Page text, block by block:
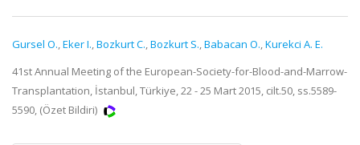
Gursel O.,Eker I.,Bozkurt C.,Bozkurt S.,Babacan O.,Kurekci A. E.
41st Annual Meeting of the European-Society-for-Blood-and-Marrow-
Transplantation, İstanbul, Türkiye, 22 - 25 Mart 2015, cilt.50, ss.5589-
5590, (Özet Bildiri)